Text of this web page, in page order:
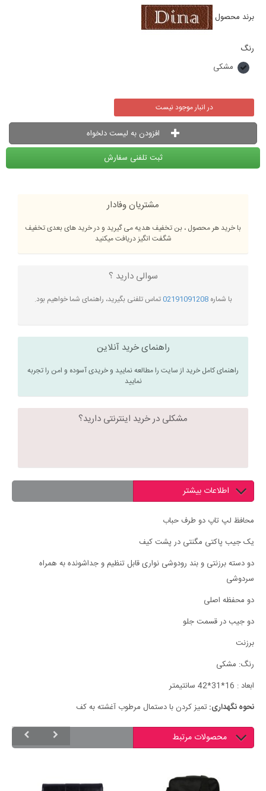
برند محصول
رنگ
مشکی
در انبار موجود نیست
افزودن به لیست دلخواه
ثبت تلفنی سفارش
مشتریان وفادار
با خرید هر محصول ، بن تخفیف هدیه می گیرید و در خرید های بعدی تخفیف
شگفت انگیز دریافت میکنید
سوالی دارید ؟
با شماره02191091208تماس تلفنی بگیرید، راهنمای شما خواهیم بود.
راهنمای خرید آنلاین
راهنمای کامل خرید از سایت را مطالعه نمایید و خریدی آسوده و امن را تجربه
نمایید
مشکلی در خرید اینترنتی دارید؟
اطلاعات بیشتر
محافظ لپ تاپ دو طرف حباب
یک جیب پاکتی مگنتی در پشت کیف
دو دسته برزنتی و بند رودوشی نواری قابل تنظیم و جداشونده به همراه
سردوشی
دو محفظه اصلی
دو جیب در قسمت جلو
برزنت
رنگ: مشکی
ابعاد ‏:‏ 16*31*42 سانتیمتر
نحوه نگهداری: تمیز کردن با دستمال مرطوب آغشته به کف
محصولات مرتبط